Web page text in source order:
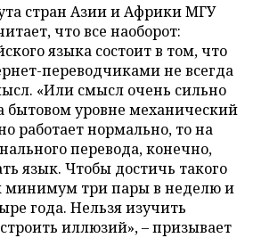
стран Азии и Африки МГУ
что все наоборот:
языка состоит в том, что
переводчиками не всегда
«Или смысл очень сильно
бытовом уровне механический
работает нормально, то на
перевода, конечно,
язык. Чтобы достичь такого
минимум три пары в неделю и
года. Нельзя изучить
иллюзий», – призывает